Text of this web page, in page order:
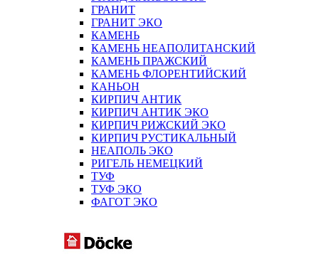
ГРАНИТ
ГРАНИТ ЭКО
КАМЕНЬ
КАМЕНЬ НЕАПОЛИТАНСКИЙ
КАМЕНЬ ПРАЖСКИЙ
КАМЕНЬ ФЛОРЕНТИЙСКИЙ
КАНЬОН
КИРПИЧ АНТИК
КИРПИЧ АНТИК ЭКО
КИРПИЧ РИЖСКИЙ ЭКО
КИРПИЧ РУСТИКАЛЬНЫЙ
НЕАПОЛЬ ЭКО
РИГЕЛЬ НЕМЕЦКИЙ
ТУФ
ТУФ ЭКО
ФАГОТ ЭКО